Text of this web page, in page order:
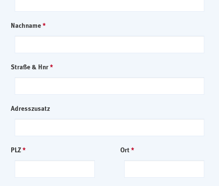
Nachname*
Straße & Hnr*
Adresszusatz
PLZ* Ort*